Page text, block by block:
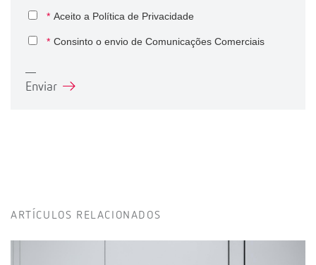
* Aceito a Política de Privacidade
* Consinto o envio de Comunicações Comerciais
Enviar
ARTÍCULOS RELACIONADOS